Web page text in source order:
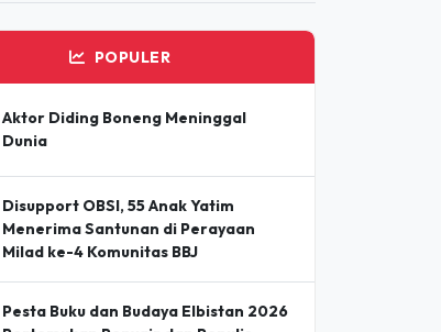
POPULER
Aktor Diding Boneng Meninggal
Menerima Santunan di Perayaan
Milad ke-4 Komunitas BBJ
Pesta Buku dan Budaya Elbistan 2026
Pertemukan Penyair dan Penulis
Ternama Turki